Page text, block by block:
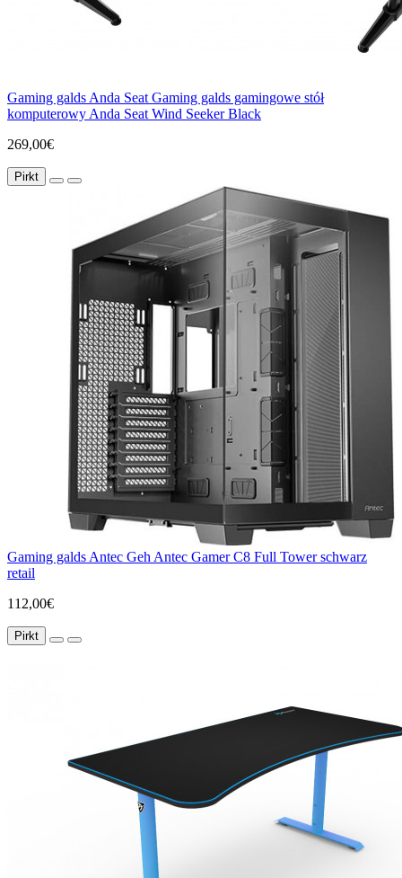
Gaming galds Anda Seat Gaming galds gamingowe stół
komputerowy Anda Seat Wind Seeker Black
269,00€
Pirkt
Gaming galds Antec Geh Antec Gamer C8 Full Tower schwarz
retail
112,00€
Pirkt